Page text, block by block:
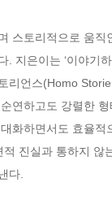
스토리적으로 움
지은이는 ‘이야기
리언스(Homo
연하고도 강렬한
화하면서도 효율
진실과 통하지
다.